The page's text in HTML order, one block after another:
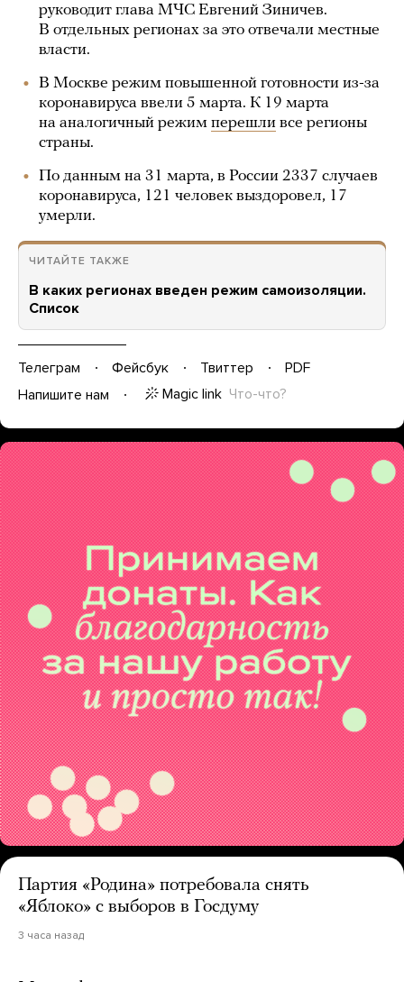
руководит глава МЧС Евгений Зиничев.
В отдельных регионах за это отвечали местные
власти.
В Москве режим повышенной готовности из-за
коронавируса ввели 5 марта. К 19 марта
на аналогичный режим перешли все регионы
страны.
По данным на 31 марта, в России 2337 случаев
коронавируса, 121 человек выздоровел, 17
умерли.
ЧИТАЙТЕ ТАКЖЕ
В каких регионах введен режим самоизоляции.
Список
Телеграм Фейсбук Твиттер
PDF
Напишите нам
Magic link Что-что?
Партия «Родина» потребовала снять
«Яблоко» с выборов в Госдуму
3 часа назад